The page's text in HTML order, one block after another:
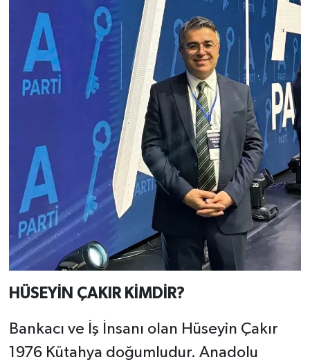
HÜSEYİN ÇAKIR KİMDİR?
Bankacı ve İş İnsanı olan Hüseyin Çakır
1976 Kütahya doğumludur. Anadolu